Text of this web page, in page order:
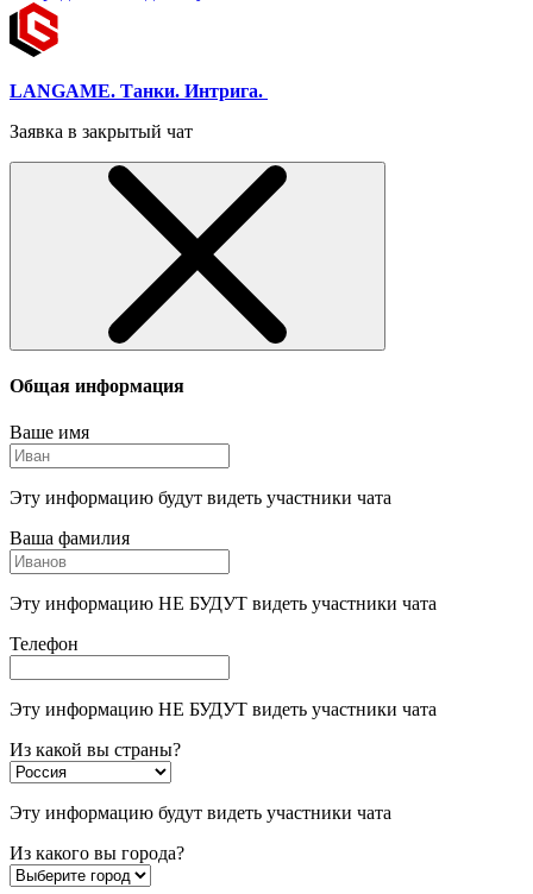
LANGAME. Танки. Интрига.
Заявка в закрытый чат
Общая информация
Ваше имя
Эту информацию будут видеть участники чата
Ваша фамилия
Эту информацию НЕ БУДУТ видеть участники чата
Телефон
Эту информацию НЕ БУДУТ видеть участники чата
Из какой вы страны?
Эту информацию будут видеть участники чата
Из какого вы города?